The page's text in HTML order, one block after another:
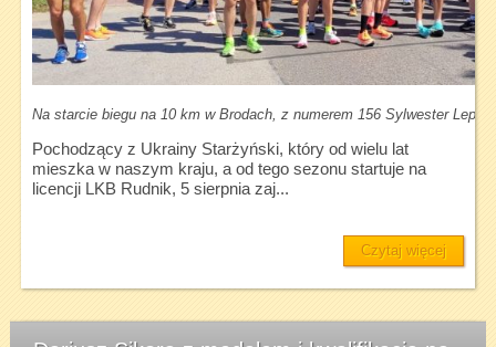
Na starcie biegu na 10 km w Brodach, z numerem 156 Sylwester
Pochodzący z Ukrainy Starżyński, który od wielu lat
mieszka w naszym kraju, a od tego sezonu startuje na
licencji LKB Rudnik, 5 sierpnia zaj...
Czytaj więcej